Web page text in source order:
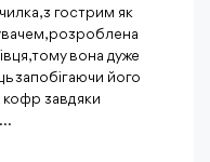
з гострим як
розроблена
тому вона дуже
запобігаючи його
завдяки